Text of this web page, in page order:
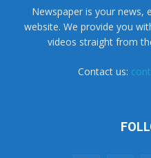
Newspaper is your news,
website. We provide you
videos straight from
Contact us: